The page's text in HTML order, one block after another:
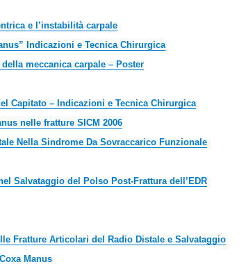
e l’instabilità carpale
Indicazioni e Tecnica Chirurgica
meccanica carpale – Poster
Capitato – Indicazioni e Tecnica Chirurgica
nelle fratture SICM 2006
Nella Sindrome Da Sovraccarico Funzionale
Salvataggio del Polso Post-Frattura dell’EDR
Fratture Articolari del Radio Distale e Salvataggio
Manus